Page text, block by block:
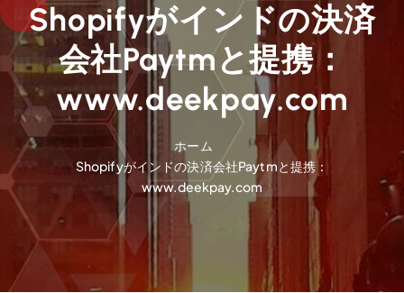
Shopifyがインドの決済
会社Paytmと提携：
www.deekpay.com
ホーム
Shopifyがインドの決済会社Paytmと提携：
www.deekpay.com